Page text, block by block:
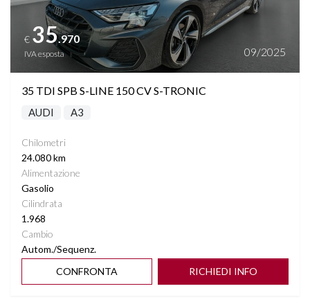
€ 35.970
IVA esposta 09/2025
35 TDI SPB S-LINE 150 CV S-TRONIC
AUDI A3
Chilometri
24.080 km
Alimentazione
Gasolio
Cilindrata
1.968
Cambio
Autom./Sequenz.
CONFRONTA
RICHIEDI INFO